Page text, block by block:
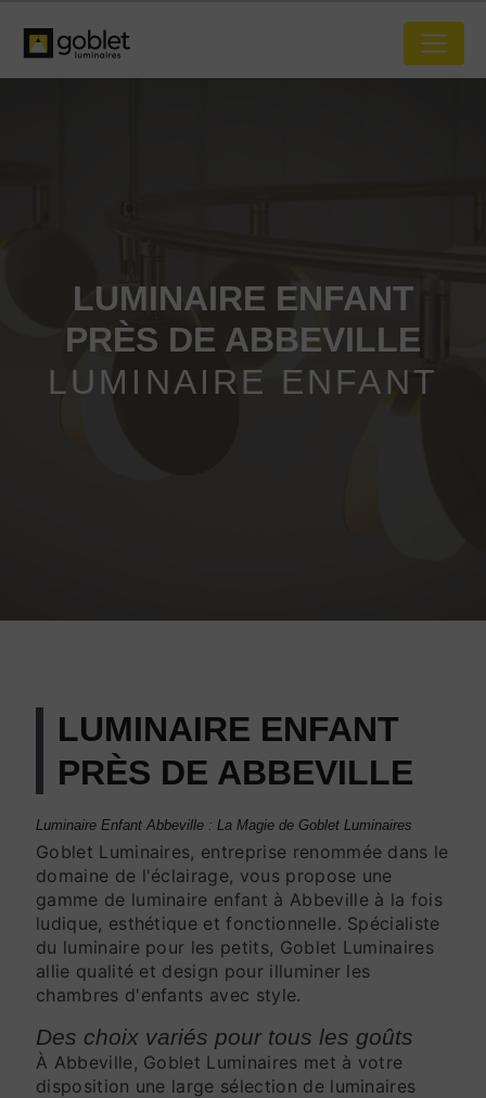
LUMINAIRE ENFANT
PRÈS DE ABBEVILLE
LUMINAIRE ENFANT
LUMINAIRE ENFANT
PRÈS DE ABBEVILLE
Luminaire Enfant Abbeville : La Magie de Goblet Luminaires
Goblet Luminaires, entreprise renommée dans le
domaine de l'éclairage, vous propose une
gamme de luminaire enfant à Abbeville à la fois
ludique, esthétique et fonctionnelle. Spécialiste
du luminaire pour les petits, Goblet Luminaires
allie qualité et design pour illuminer les
chambres d'enfants avec style.
Des choix variés pour tous les goûts
À Abbeville, Goblet Luminaires met à votre
disposition une large sélection de luminaires